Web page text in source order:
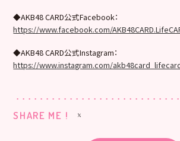
◆AKB48 CARD公式Facebook：
https://www.facebook.com/
◆AKB48 CARD公式Instagram：
https://www.instagram.com/
SHARE ME !